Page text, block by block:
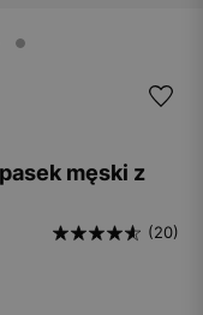
męski z
(20)